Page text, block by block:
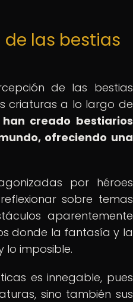
las bestias
de las bestias
criaturas a lo largo de
han creado bestiarios
ofreciendo una
por héroes
sobre temas
aparentemente
donde la fantasía y la
lo imposible.
es innegable, pues
sino también sus